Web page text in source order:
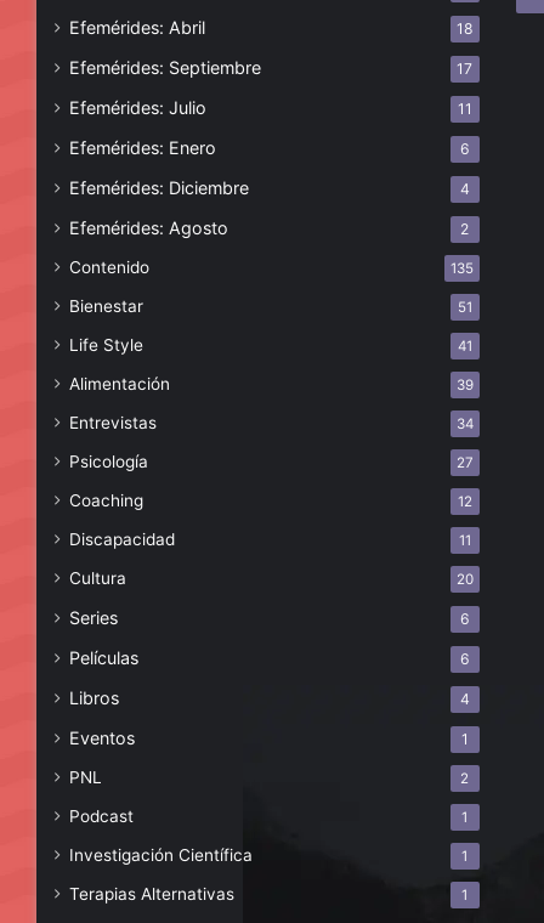
Efemérides: Abril 18
Efemérides: Septiembre 17
Efemérides: Julio 11
Efemérides: Enero 6
Efemérides: Diciembre 4
Efemérides: Agosto 2
Contenido 135
Bienestar 51
Life Style 41
Alimentación 39
Entrevistas 34
Psicología 27
Coaching 12
Discapacidad 11
Cultura 20
Series 6
Películas 6
Libros 4
Eventos 1
PNL 2
Podcast 1
Investigación Científica 1
Terapias Alternativas 1